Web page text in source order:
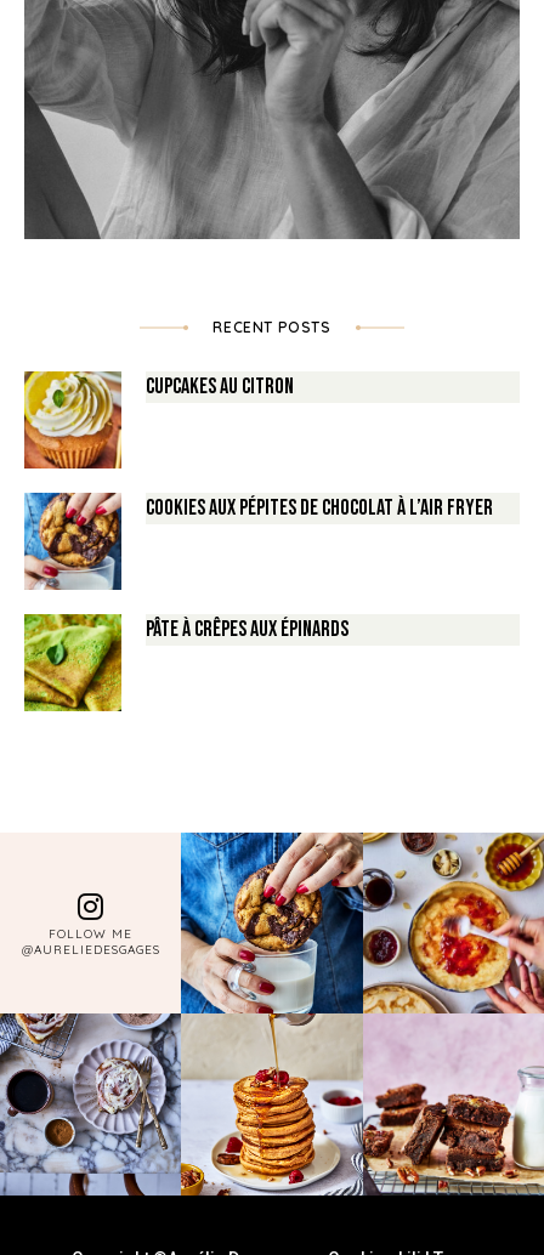
RECENT POSTS
Cupcakes au Citron
Cookies aux pépites de Chocolat à l’air fryer
Pâte à crêpes aux épinards
FOLLOW ME
@AURELIEDESGAGES